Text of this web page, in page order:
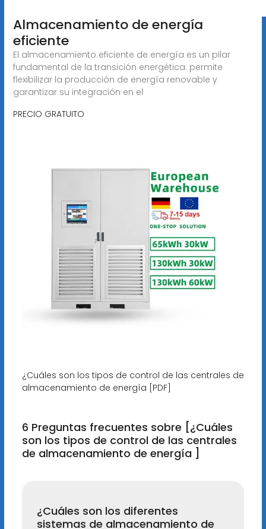
Almacenamiento de energía
eficiente
El almacenamiento eficiente de energía es un pilar
fundamental de la transición energética: permite
flexibilizar la producción de energía renovable y
garantizar su integración en el
PRECIO GRATUITO
¿Cuáles son los tipos de control de las centrales de
almacenamiento de energía [PDF]
6 Preguntas frecuentes sobre [¿Cuáles
son los tipos de control de las centrales
de almacenamiento de energía ]
¿Cuáles son los diferentes
sistemas de almacenamiento de